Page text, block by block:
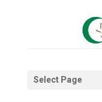
Select Page